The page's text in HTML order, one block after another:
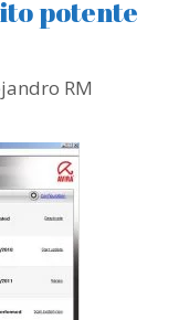
potente
RM